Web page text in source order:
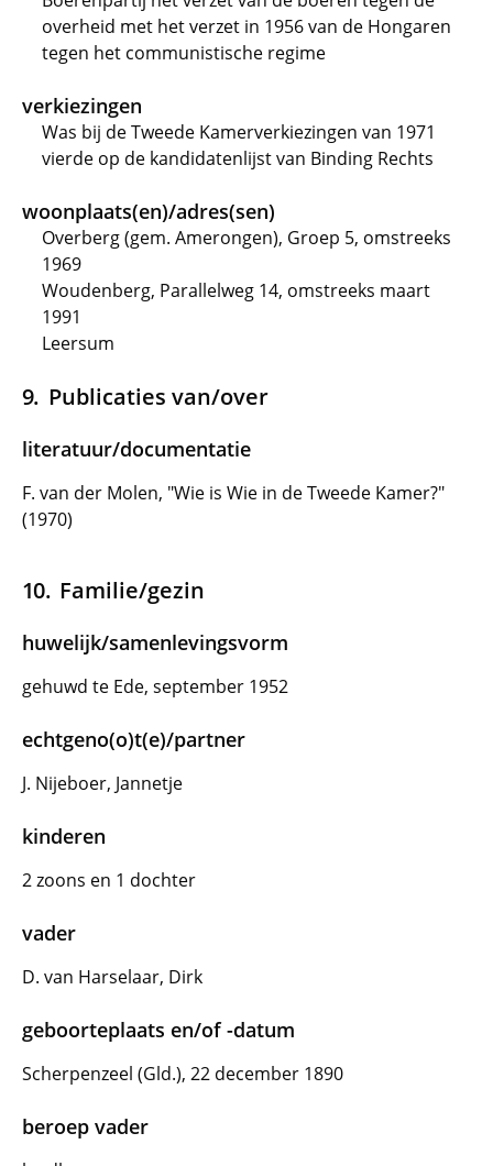
overheid met het verzet in 1956 van de Hongaren
tegen het communistische regime
verkiezingen
Was bij de Tweede Kamerverkiezingen van 1971
vierde op de kandidatenlijst van Binding Rechts
woonplaats(en)/adres(sen)
Overberg (gem. Amerongen), Groep 5, omstreeks
1969
Woudenberg, Parallelweg 14, omstreeks maart
1991
Leersum
Publicaties van/over
literatuur/documentatie
F. van der Molen, "Wie is Wie in de Tweede Kamer?"
(1970)
Familie/gezin
huwelijk/samenlevingsvorm
gehuwd te Ede, september 1952
echtgeno(o)t(e)/partner
J. Nijeboer, Jannetje
kinderen
2 zoons en 1 dochter
vader
D. van Harselaar, Dirk
geboorteplaats en/of -datum
Scherpenzeel (Gld.), 22 december 1890
beroep vader